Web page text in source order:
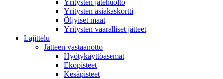
Yritysten jätehuolto
Yritysten asiakaskortti
Öljyiset maat
Yritysten vaaralliset jätteet
Lajittelu
Jätteen vastaanotto
Hyötykäyttöasemat
Ekopisteet
Kesäpisteet